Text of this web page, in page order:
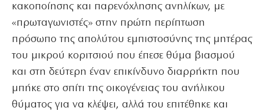
κακοποίησης και παρενόχλησης ανηλίκων, με
«πρωταγωνιστές» στην πρώτη περίπτωση
πρόσωπο της απολύτου εμπιστοσύνης της μητέρας
του μικρού κοριτσιού που έπεσε θύμα βιασμού
και στη δεύτερη έναν επικίνδυνο διαρρήκτη που
μπήκε στο σπίτι της οικογένειας του ανήλικου
θύματος για να κλέψει, αλλά του επιτέθηκε και